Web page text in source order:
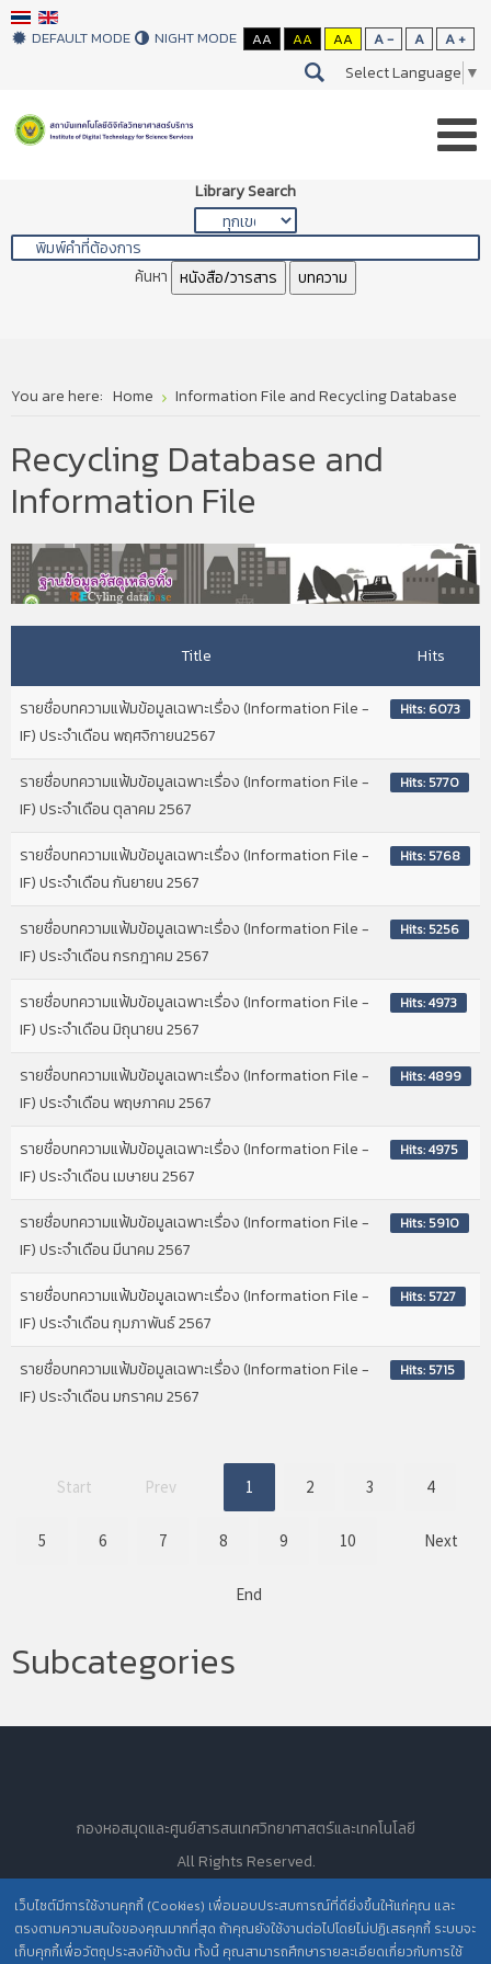
DEFAULT MODE NIGHT MODE AA AA AA A - A A +
Select Language ▼
Library Search
ค้นหา หนังสือ/วารสาร บทความ
You are here: Home Information File and Recycling Database
Recycling Database and
Information File
Title Hits
รายชื่อบทความแฟ้มข้อมูลเฉพาะเรื่อง (Information File -
IF) ประจำเดือน พฤศจิกายน2567
Hits: 6073
รายชื่อบทความแฟ้มข้อมูลเฉพาะเรื่อง (Information File -
IF) ประจำเดือน ตุลาคม 2567
Hits: 5770
รายชื่อบทความแฟ้มข้อมูลเฉพาะเรื่อง (Information File -
IF) ประจำเดือน กันยายน 2567
Hits: 5768
รายชื่อบทความแฟ้มข้อมูลเฉพาะเรื่อง (Information File -
IF) ประจำเดือน กรกฎาคม 2567
Hits: 5256
รายชื่อบทความแฟ้มข้อมูลเฉพาะเรื่อง (Information File -
IF) ประจำเดือน มิถุนายน 2567
Hits: 4973
รายชื่อบทความแฟ้มข้อมูลเฉพาะเรื่อง (Information File -
IF) ประจำเดือน พฤษภาคม 2567
Hits: 4899
รายชื่อบทความแฟ้มข้อมูลเฉพาะเรื่อง (Information File -
IF) ประจำเดือน เมษายน 2567
Hits: 4975
รายชื่อบทความแฟ้มข้อมูลเฉพาะเรื่อง (Information File -
IF) ประจำเดือน มีนาคม 2567
Hits: 5910
รายชื่อบทความแฟ้มข้อมูลเฉพาะเรื่อง (Information File -
IF) ประจำเดือน กุมภาพันธ์ 2567
Hits: 5727
รายชื่อบทความแฟ้มข้อมูลเฉพาะเรื่อง (Information File -
IF) ประจำเดือน มกราคม 2567
Hits: 5715
Start Prev 1 2 3 4
5 6 7 8 9 10 Next
End
Subcategories
เว็บไซต์มีการใช้งานคุกกี้ (Cookies) เพื่อมอบประสบการณ์ที่ดียิ่งขึ้นให้แก่คุณ และ
ตรงตามความสนใจของคุณมากที่สุด ถ้าคุณยังใช้งานต่อไปโดยไม่ปฏิเสธคุกกี้ ระบบจะ
เก็บคุกกี้เพื่อวัตถุประสงค์ข้างต้น ทั้งนี้ คุณสามารถศึกษารายละเอียดเกี่ยวกับการใช้
กองหอสมุดและศูนย์สารสนเทศวิทยาศาสตร์และเทคโนโลยี
All Rights Reserved.
นโยบายการคุ้มครองข้อมูลส่วนบุคคล วศ. /